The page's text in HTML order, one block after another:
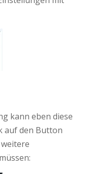
kann eben diese
auf den Button